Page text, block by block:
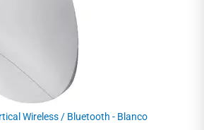
Wireless / Bluetooth - Blanco